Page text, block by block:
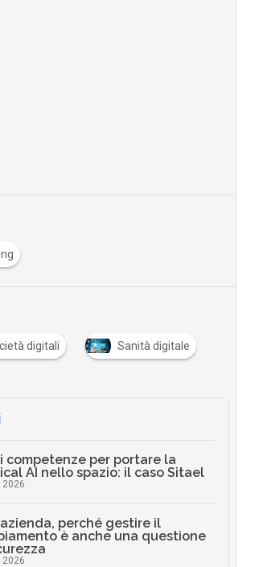
digitali Sanità digitale
competenze per portare la
AI nello spazio: il caso Sitael
2026
perché gestire il
è anche una questione
2026